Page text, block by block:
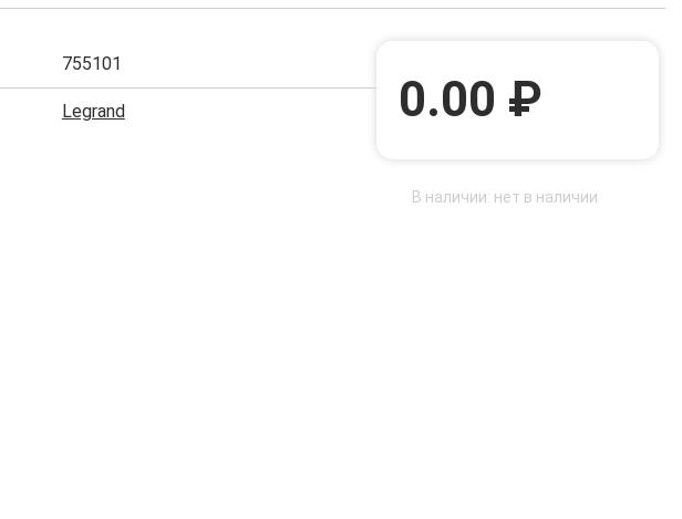
755101
Legrand 0.00 ₽
В наличии: нет в наличии